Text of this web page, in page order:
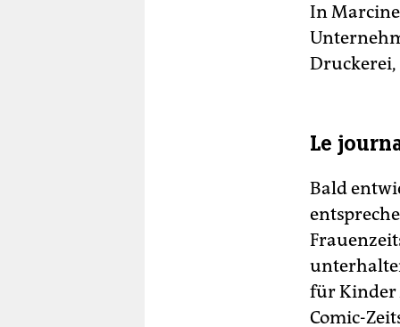
In
Le
Bald
für Kinder
Comic-